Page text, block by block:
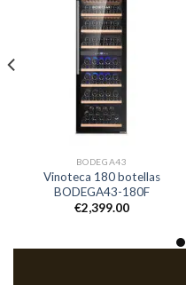
BODEGA43
Vinoteca 180 botellas
BODEGA43-180F
€2,399.00